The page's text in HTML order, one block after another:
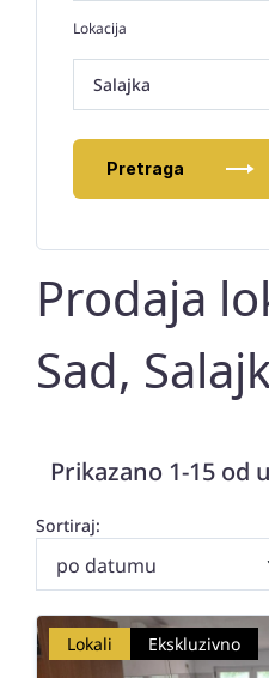
Lokacija
Salajka
Pretraga
Prodaja
Sad,
Prikazano 1-15 od
Sortiraj:
po datumu
Lokali Ekskluzivno